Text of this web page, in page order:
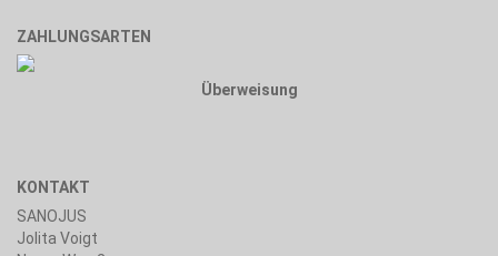
ZAHLUNGSARTEN
Überweisung
KONTAKT
SANOJUS
Jolita Voigt